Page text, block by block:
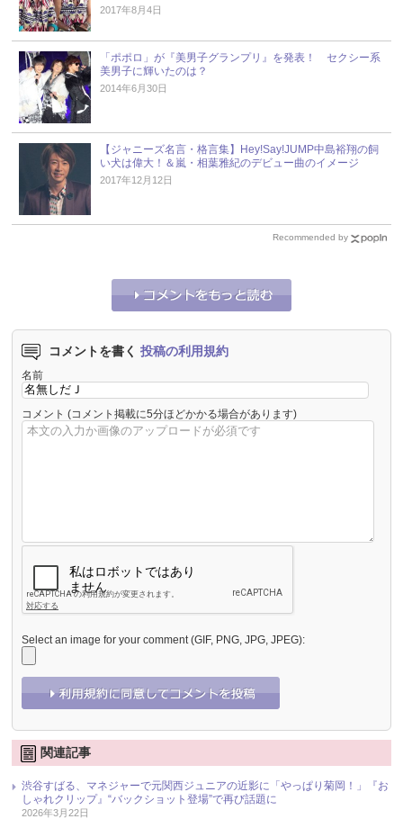
2017年8月4日
「ポポロ」が『美男子グランプリ』を発表！ セクシー系
美男子に輝いたのは？
2014年6月30日
【ジャニーズ名言・格言集】Hey!Say!JUMP中島裕翔の飼
い犬は偉大！＆嵐・相葉雅紀のデビュー曲のイメージ
2017年12月12日
Recommended by
コメントを書く 投稿の利用規約
名前
コメント (コメント掲載に5分ほどかかる場合があります)
Select an image for your comment (GIF, PNG, JPG, JPEG):
関連記事
渋谷すばる、マネジャーで元関西ジュニアの近影に「やっぱり菊岡！」『お
しゃれクリップ』“バックショット登場”で再び話題に
2026年3月22日